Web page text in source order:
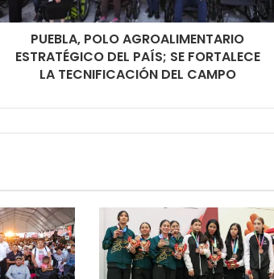
PUEBLA, POLO AGROALIMENTARIO
ESTRATÉGICO DEL PAÍS; SE FORTALECE
LA TECNIFICACIÓN DEL CAMPO